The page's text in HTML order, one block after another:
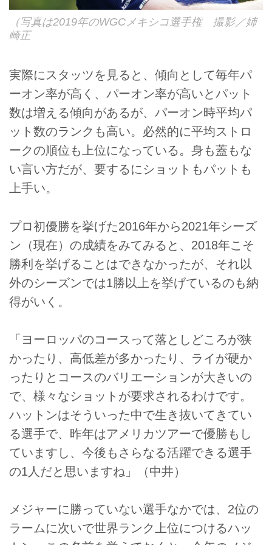
（写真は2019年のWGCメキシコ選手権 撮影／姉
崎正
実際にスタッツを見ると、傾向として毎年パ
ーオン率が高く、パーオン率が高いとパット
数は増える傾向があるが、パーオン時平均パ
ット数のランクも高い。必然的に平均ストロ
ークの順位も上位になっている。身も蓋もな
い言い方だが、要するにショットもパットも
上手い。
プロ初優勝を挙げた2016年から2021年シーズ
ン（現在）の成績をみてみると、2018年こそ
勝利を挙げることはできなかったが、それ以
外のシーズンでは1勝以上を挙げているのも納
得がいく。
「ヨーロッパのコースって落としどころが狭
かったり、高低差が多かったり、ライが硬か
ったりとコースのバリエーションが大きいの
で、様々なショットが要求されるわけです。
ハットンはそういった中で生き抜いてきてい
る選手で、昨年はアメリカツアーで優勝もし
ていますし、今後もさらなる活躍できる選手
の1人だと思いますね」（中井）
メジャーに勝っていない選手なかでは、2位の
ラームに次いで世界ランク上位につけるハッ